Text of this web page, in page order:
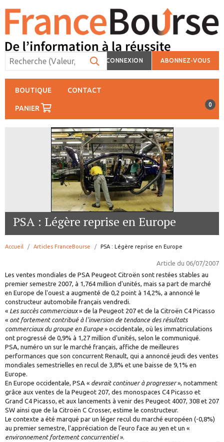
CONNEXION ABONNEZ-VOUS
BOUTIQUE CONTACT
PANIER 0
PSA : Légère reprise en Europe
Accueil Articles FranceBourse page:
PSA : Légère reprise en Europe
Article du 06/07/2007
Les ventes mondiales de PSA Peugeot Citroën sont restées stables au
premier semestre 2007, à 1,764 million d'unités, mais sa part de marché
en Europe de l'ouest a augmenté de 0,2 point à 14,2%, a annoncé le
constructeur automobile français vendredi.
« Les succès commerciaux» de la Peugeot 207 et de la Citroën C4 Picasso
« ont fortement contribué à l'inversion de tendance des résultats
commerciaux du groupe en Europe» occidentale, où les immatriculations
ont progressé de 0,9% à 1,27 million d'unités, selon le communiqué.
PSA, numéro un sur le marché français, affiche de meilleures
performances que son concurrent Renault, qui a annoncé jeudi des ventes
mondiales semestrielles en recul de 3,8% et une baisse de 9,1% en
Europe.
En Europe occidentale, PSA « devrait continuer à progresser», notamment
grâce aux ventes de la Peugeot 207, des monospaces C4 Picasso et
Grand C4 Picasso, et aux lancements à venir des Peugeot 4007, 308 et 207
SW ainsi que de la Citroën C Crosser, estime le constructeur.
Le contexte a été marqué par un léger recul du marché européen (-0,8%)
au premier semestre, l'appréciation de l'euro face au yen et un «
environnement fortement concurrentiel».